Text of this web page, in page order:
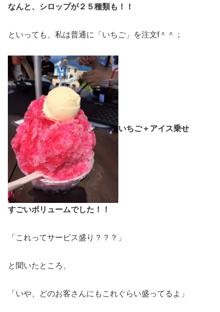
なんと、シロップが２５種類も！！
といっても、私は普通に「いちご」を注文f＾＾；
いちご＋アイス乗せ
すごいボリュームでした！！
「これってサービス盛り？？？」
と聞いたところ、
「いや、どのお客さんにもこれぐらい盛ってるよ」